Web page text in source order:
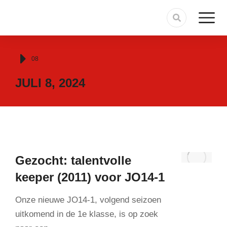
Je bent hier:
08
JULI 8, 2024
Gezocht: talentvolle
keeper (2011) voor JO14-1
Onze nieuwe JO14-1, volgend seizoen
uitkomend in de 1e klasse, is op zoek